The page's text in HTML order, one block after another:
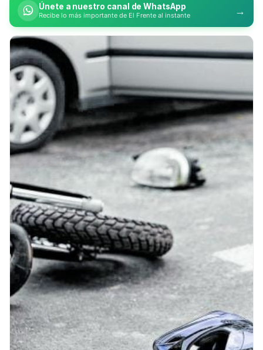
Únete a nuestro canal de WhatsApp
Recibe lo más importante de El Frente al instante →